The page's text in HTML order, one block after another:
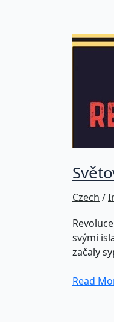
Czech /
svými
začaly
Světový
Read